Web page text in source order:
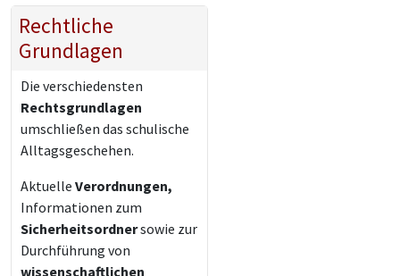
Rechtliche
Grundlagen
Die verschiedensten
Rechtsgrundlagen
umschließen das schulische
Alltagsgeschehen.
Aktuelle Verordnungen,
Informationen zum
Sicherheitsordnersowie zur
Durchführung von
wissenschaftlichen